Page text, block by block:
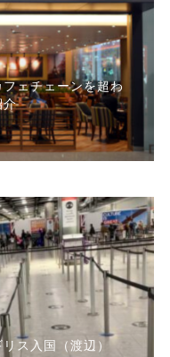
ェチェーンを超わ
介
リス入国（渡辺）